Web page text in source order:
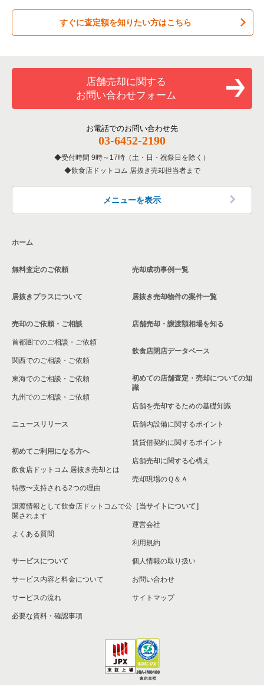
すぐに査定額を知りたい方はこちら
店舗売却に関する
お問い合わせフォーム
お電話でのお問い合わせ先
03-6452-2190
受付時間 9時～17時（土・日・祝祭日を除く）
飲食店ドットコム 居抜き売却担当者まで
メニューを表示
ホーム
無料査定のご依頼
居抜きプラスについて
売却のご依頼・ご相談
首都圏でのご相談・ご依頼
関西でのご相談・ご依頼
東海でのご相談・ご依頼
九州でのご相談・ご依頼
ニュースリリース
初めてご利用になる方へ
飲食店ドットコム 居抜き売却とは
特徴〜支持される2つの理由
譲渡情報として飲食店ドットコムで公
開されます
よくある質問
サービスについて
サービス内容と料金について
サービスの流れ
必要な資料・確認事項
売却成功事例一覧
居抜き売却物件の案件一覧
店舗売却・譲渡額相場を知る
飲食店閉店データベース
初めての店舗査定・売却についての知
識
店舗を売却するための基礎知識
店舗内設備に関するポイント
賃貸借契約に関するポイント
店舗売却に関する心構え
売却現場のＱ＆Ａ
［当サイトについて］
運営会社
利用規約
個人情報の取り扱い
お問い合わせ
サイトマップ